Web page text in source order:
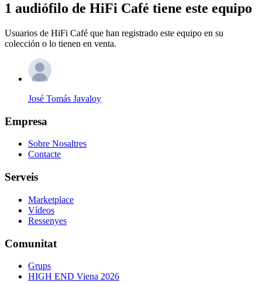
1 audiófilo de HiFi Café tiene este equipo
Usuarios de HiFi Café que han registrado este equipo en su
colección o lo tienen en venta.
José Tomás Javaloy
Empresa
Sobre Nosaltres
Contacte
Serveis
Marketplace
Vídeos
Ressenyes
Comunitat
Grups
HIGH END Viena 2026